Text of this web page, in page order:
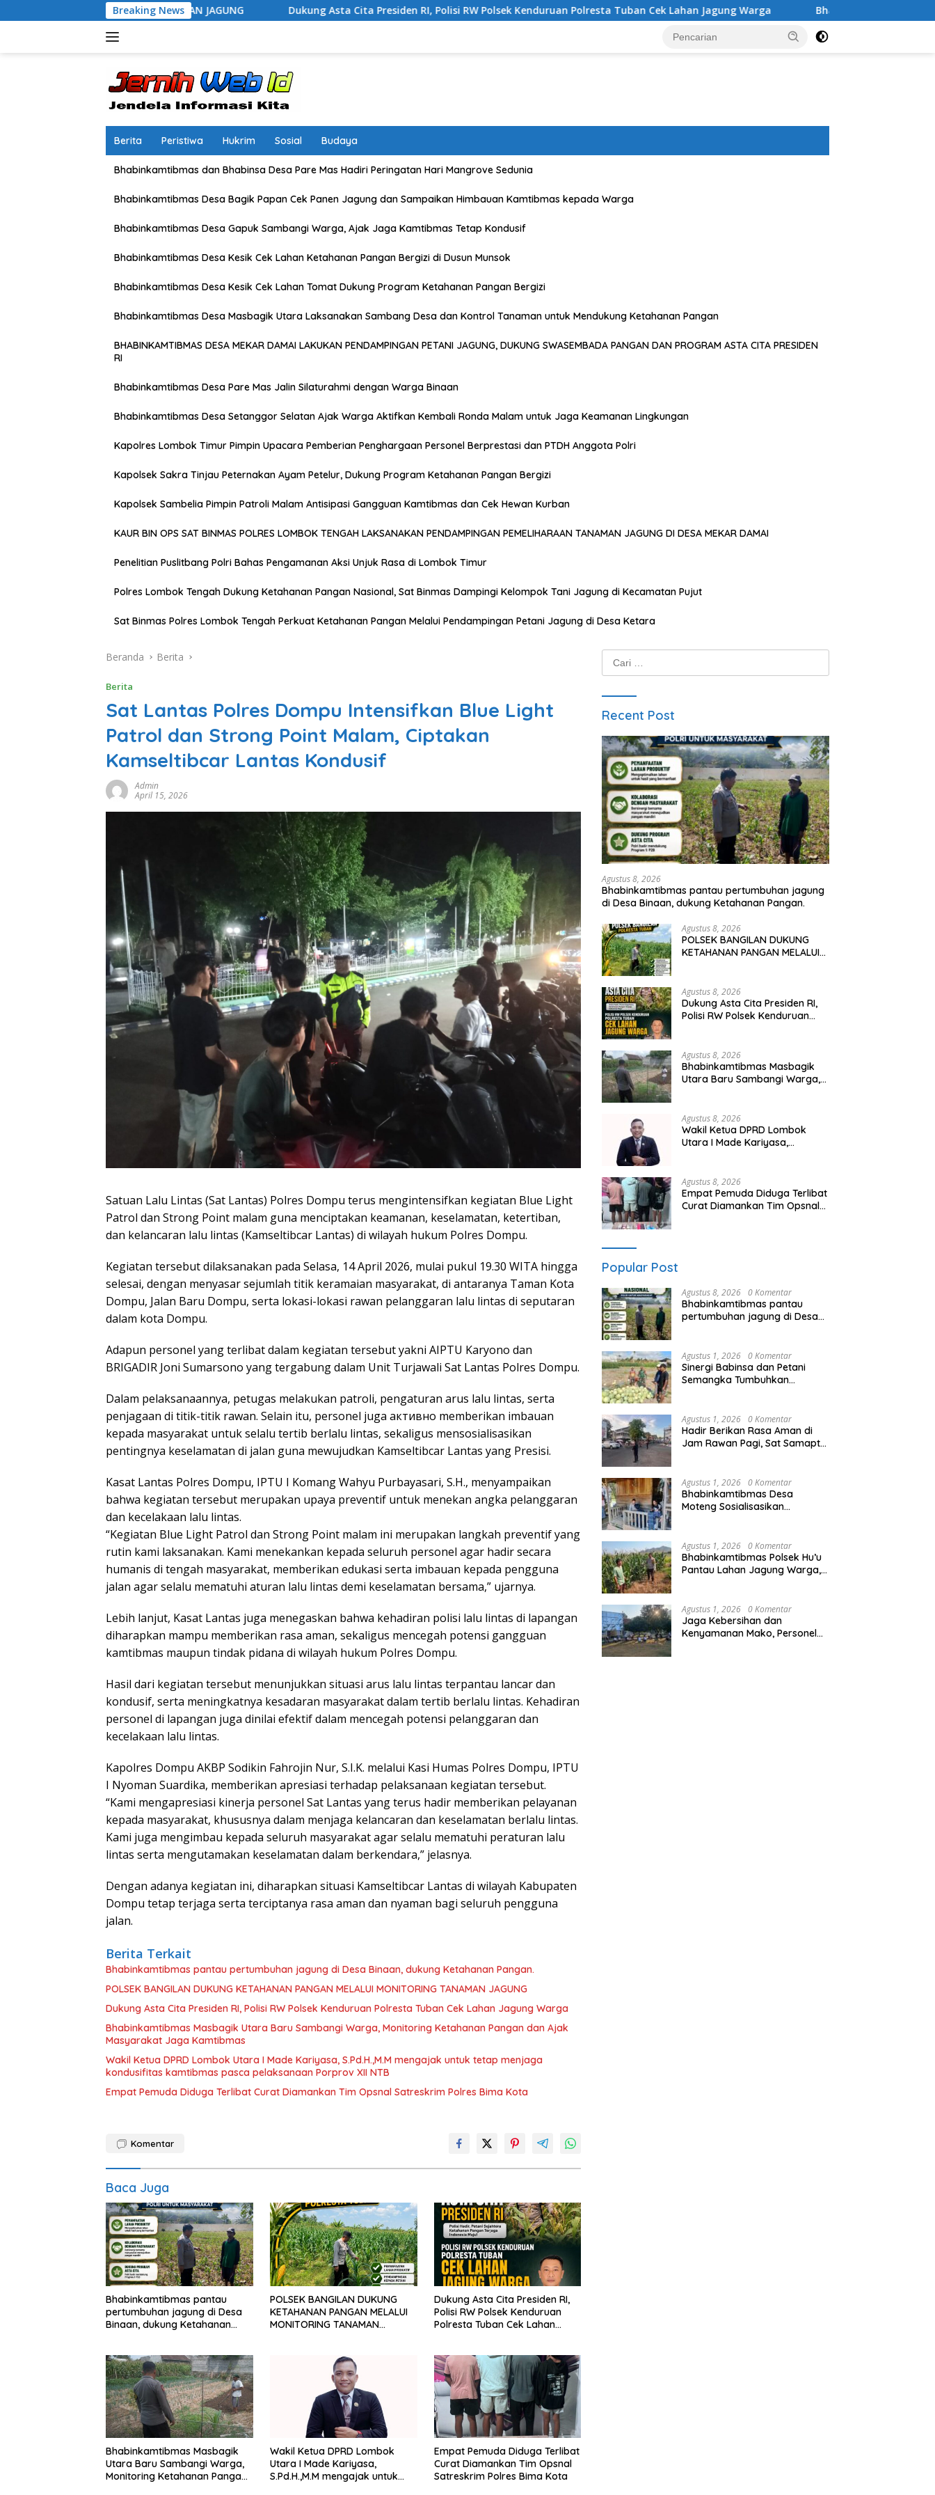
ke
Breaking News
TANAMAN JAGUNG Dukung Asta Cita Presiden RI, Polisi RW Polsek Kenduruan Polresta Tuban Cek Lahan Jagung Warga Bhabinkamtibmas Masbagik Utara Baru
Berita Peristiwa Hukrim Sosial Budaya
Bhabinkamtibmas dan Bhabinsa Desa Pare Mas Hadiri Peringatan Hari Mangrove Sedunia
Bhabinkamtibmas Desa Bagik Papan Cek Panen Jagung dan Sampaikan Himbauan Kamtibmas kepada Warga
Bhabinkamtibmas Desa Gapuk Sambangi Warga, Ajak Jaga Kamtibmas Tetap Kondusif
Bhabinkamtibmas Desa Kesik Cek Lahan Ketahanan Pangan Bergizi di Dusun Munsok
Bhabinkamtibmas Desa Kesik Cek Lahan Tomat Dukung Program Ketahanan Pangan Bergizi
Bhabinkamtibmas Desa Masbagik Utara Laksanakan Sambang Desa dan Kontrol Tanaman untuk Mendukung Ketahanan Pangan
BHABINKAMTIBMAS DESA MEKAR DAMAI LAKUKAN PENDAMPINGAN PETANI JAGUNG, DUKUNG SWASEMBADA PANGAN DAN PROGRAM ASTA CITA PRESIDEN
RI
Bhabinkamtibmas Desa Pare Mas Jalin Silaturahmi dengan Warga Binaan
Bhabinkamtibmas Desa Setanggor Selatan Ajak Warga Aktifkan Kembali Ronda Malam untuk Jaga Keamanan Lingkungan
Kapolres Lombok Timur Pimpin Upacara Pemberian Penghargaan Personel Berprestasi dan PTDH Anggota Polri
Kapolsek Sakra Tinjau Peternakan Ayam Petelur, Dukung Program Ketahanan Pangan Bergizi
Kapolsek Sambelia Pimpin Patroli Malam Antisipasi Gangguan Kamtibmas dan Cek Hewan Kurban
KAUR BIN OPS SAT BINMAS POLRES LOMBOK TENGAH LAKSANAKAN PENDAMPINGAN PEMELIHARAAN TANAMAN JAGUNG DI DESA MEKAR DAMAI
Penelitian Puslitbang Polri Bahas Pengamanan Aksi Unjuk Rasa di Lombok Timur
Polres Lombok Tengah Dukung Ketahanan Pangan Nasional, Sat Binmas Dampingi Kelompok Tani Jagung di Kecamatan Pujut
Sat Binmas Polres Lombok Tengah Perkuat Ketahanan Pangan Melalui Pendampingan Petani Jagung di Desa Ketara
Beranda Berita
Berita
Sat Lantas Polres Dompu Intensifkan Blue Light
Patrol dan Strong Point Malam, Ciptakan
Kamseltibcar Lantas Kondusif
Admin
April 15, 2026
Satuan Lalu Lintas (Sat Lantas) Polres Dompu terus mengintensifkan kegiatan Blue Light
Patrol dan Strong Point malam guna menciptakan keamanan, keselamatan, ketertiban,
dan kelancaran lalu lintas (Kamseltibcar Lantas) di wilayah hukum Polres Dompu.
Kegiatan tersebut dilaksanakan pada Selasa, 14 April 2026, mulai pukul 19.30 WITA hingga
selesai, dengan menyasar sejumlah titik keramaian masyarakat, di antaranya Taman Kota
Dompu, Jalan Baru Dompu, serta lokasi-lokasi rawan pelanggaran lalu lintas di seputaran
dalam kota Dompu.
Adapun personel yang terlibat dalam kegiatan tersebut yakni AIPTU Karyono dan
BRIGADIR Joni Sumarsono yang tergabung dalam Unit Turjawali Sat Lantas Polres Dompu.
Dalam pelaksanaannya, petugas melakukan patroli, pengaturan arus lalu lintas, serta
penjagaan di titik-titik rawan. Selain itu, personel juga активно memberikan imbauan
kepada masyarakat untuk selalu tertib berlalu lintas, sekaligus mensosialisasikan
pentingnya keselamatan di jalan guna mewujudkan Kamseltibcar Lantas yang Presisi.
Kasat Lantas Polres Dompu, IPTU I Komang Wahyu Purbayasari, S.H., menyampaikan
bahwa kegiatan tersebut merupakan upaya preventif untuk menekan angka pelanggaran
dan kecelakaan lalu lintas.
“Kegiatan Blue Light Patrol dan Strong Point malam ini merupakan langkah preventif yang
rutin kami laksanakan. Kami menekankan kepada seluruh personel agar hadir secara
humanis di tengah masyarakat, memberikan edukasi serta imbauan kepada pengguna
jalan agar selalu mematuhi aturan lalu lintas demi keselamatan bersama,” ujarnya.
Lebih lanjut, Kasat Lantas juga menegaskan bahwa kehadiran polisi lalu lintas di lapangan
diharapkan mampu memberikan rasa aman, sekaligus mencegah potensi gangguan
kamtibmas maupun tindak pidana di wilayah hukum Polres Dompu.
Hasil dari kegiatan tersebut menunjukkan situasi arus lalu lintas terpantau lancar dan
kondusif, serta meningkatnya kesadaran masyarakat dalam tertib berlalu lintas. Kehadiran
personel di lapangan juga dinilai efektif dalam mencegah potensi pelanggaran dan
kecelakaan lalu lintas.
Kapolres Dompu AKBP Sodikin Fahrojin Nur, S.I.K. melalui Kasi Humas Polres Dompu, IPTU
I Nyoman Suardika, memberikan apresiasi terhadap pelaksanaan kegiatan tersebut.
“Kami mengapresiasi kinerja personel Sat Lantas yang terus hadir memberikan pelayanan
kepada masyarakat, khususnya dalam menjaga kelancaran dan keselamatan berlalu lintas.
Kami juga mengimbau kepada seluruh masyarakat agar selalu mematuhi peraturan lalu
lintas serta mengutamakan keselamatan dalam berkendara,” jelasnya.
Dengan adanya kegiatan ini, diharapkan situasi Kamseltibcar Lantas di wilayah Kabupaten
Dompu tetap terjaga serta terciptanya rasa aman dan nyaman bagi seluruh pengguna
jalan.
Berita Terkait
Bhabinkamtibmas pantau pertumbuhan jagung di Desa Binaan, dukung Ketahanan Pangan.
POLSEK BANGILAN DUKUNG KETAHANAN PANGAN MELALUI MONITORING TANAMAN JAGUNG
Dukung Asta Cita Presiden RI, Polisi RW Polsek Kenduruan Polresta Tuban Cek Lahan Jagung Warga
Bhabinkamtibmas Masbagik Utara Baru Sambangi Warga, Monitoring Ketahanan Pangan dan Ajak
Masyarakat Jaga Kamtibmas
Wakil Ketua DPRD Lombok Utara I Made Kariyasa, S.Pd.H.,M.M mengajak untuk tetap menjaga
kondusifitas kamtibmas pasca pelaksanaan Porprov XII NTB
Empat Pemuda Diduga Terlibat Curat Diamankan Tim Opsnal Satreskrim Polres Bima Kota
Komentar
Baca Juga
Bhabinkamtibmas pantau
pertumbuhan jagung di Desa
Binaan, dukung Ketahanan
POLSEK BANGILAN DUKUNG
KETAHANAN PANGAN MELALUI
MONITORING TANAMAN
Dukung Asta Cita Presiden RI,
Polisi RW Polsek Kenduruan
Polresta Tuban Cek Lahan
Bhabinkamtibmas Masbagik
Utara Baru Sambangi Warga,
Monitoring Ketahanan Pangan
Wakil Ketua DPRD Lombok
Utara I Made Kariyasa,
S.Pd.H.,M.M mengajak untuk
Empat Pemuda Diduga Terlibat
Curat Diamankan Tim Opsnal
Satreskrim Polres Bima Kota
Cari
untuk:
Recent Post
Agustus 8, 2026
Bhabinkamtibmas pantau pertumbuhan jagung
di Desa Binaan, dukung Ketahanan Pangan.
Agustus 8, 2026
POLSEK BANGILAN DUKUNG
KETAHANAN PANGAN MELALUI
Agustus 8, 2026
Dukung Asta Cita Presiden RI,
Polisi RW Polsek Kenduruan
Agustus 8, 2026
Bhabinkamtibmas Masbagik
Utara Baru Sambangi Warga,
Kamtibmas
Agustus 8, 2026
Wakil Ketua DPRD Lombok
Utara I Made Kariyasa,
kamtibmas pasca
pelaksanaan Porprov XII NTB
Agustus 8, 2026
Empat Pemuda Diduga Terlibat
Curat Diamankan Tim Opsnal
Popular Post
Agustus 8, 2026 0 Komentar
Bhabinkamtibmas pantau
pertumbuhan jagung di Desa
Agustus 1, 2026 0 Komentar
Sinergi Babinsa dan Petani
Semangka Tumbuhkan
Agustus 1, 2026 0 Komentar
Hadir Berikan Rasa Aman di
Jam Rawan Pagi, Sat Samapta
Agustus 1, 2026 0 Komentar
Bhabinkamtibmas Desa
Moteng Sosialisasikan
ke Luar Negeri
Agustus 1, 2026 0 Komentar
Bhabinkamtibmas Polsek Hu’u
Pantau Lahan Jagung Warga,
Agustus 1, 2026 0 Komentar
Jaga Kebersihan dan
Kenyamanan Mako, Personel